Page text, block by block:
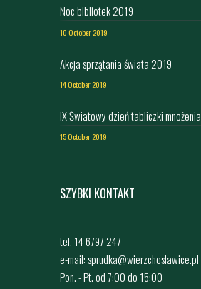
Noc bibliotek 2019
10 October 2019
Akcja sprzątania świata 2019
14 October 2019
IX Światowy dzień tabliczki mnożenia
15 October 2019
SZYBKI KONTAKT
tel. 14 6797 247
e-mail: sprudka@wierzchoslawice.pl
Pon. - Pt. od 7:00 do 15:00